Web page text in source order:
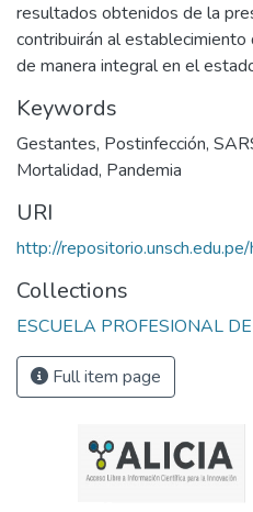
resultados obtenidos de la
contribuirán al
de manera integral en el
Keywords
Gestantes, Postinfección,
Mortalidad, Pandemia
URI
http://
Collections
ESCUELA PROFESIONAL
Full item page